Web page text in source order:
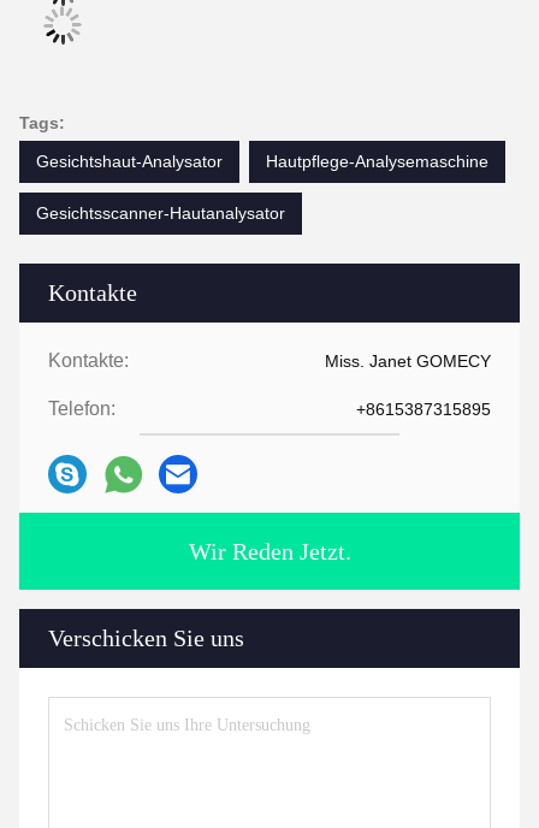
Kontakte
Kontakte: Miss. Janet GOMECY
Telefon: +8615387315895
Wir Reden Jetzt.
Verschicken Sie uns
Tags:
Gesichtshaut-Analysator
Hautpflege-Analysemaschine
Gesichtsscanner-Hautanalysator